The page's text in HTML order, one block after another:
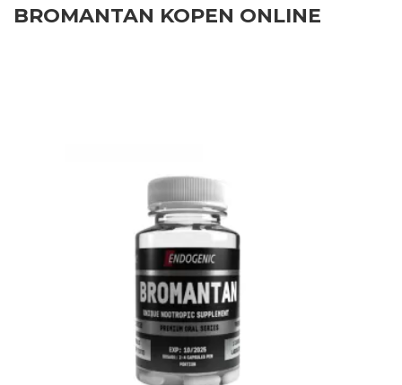
BROMANTAN KOPEN ONLINE